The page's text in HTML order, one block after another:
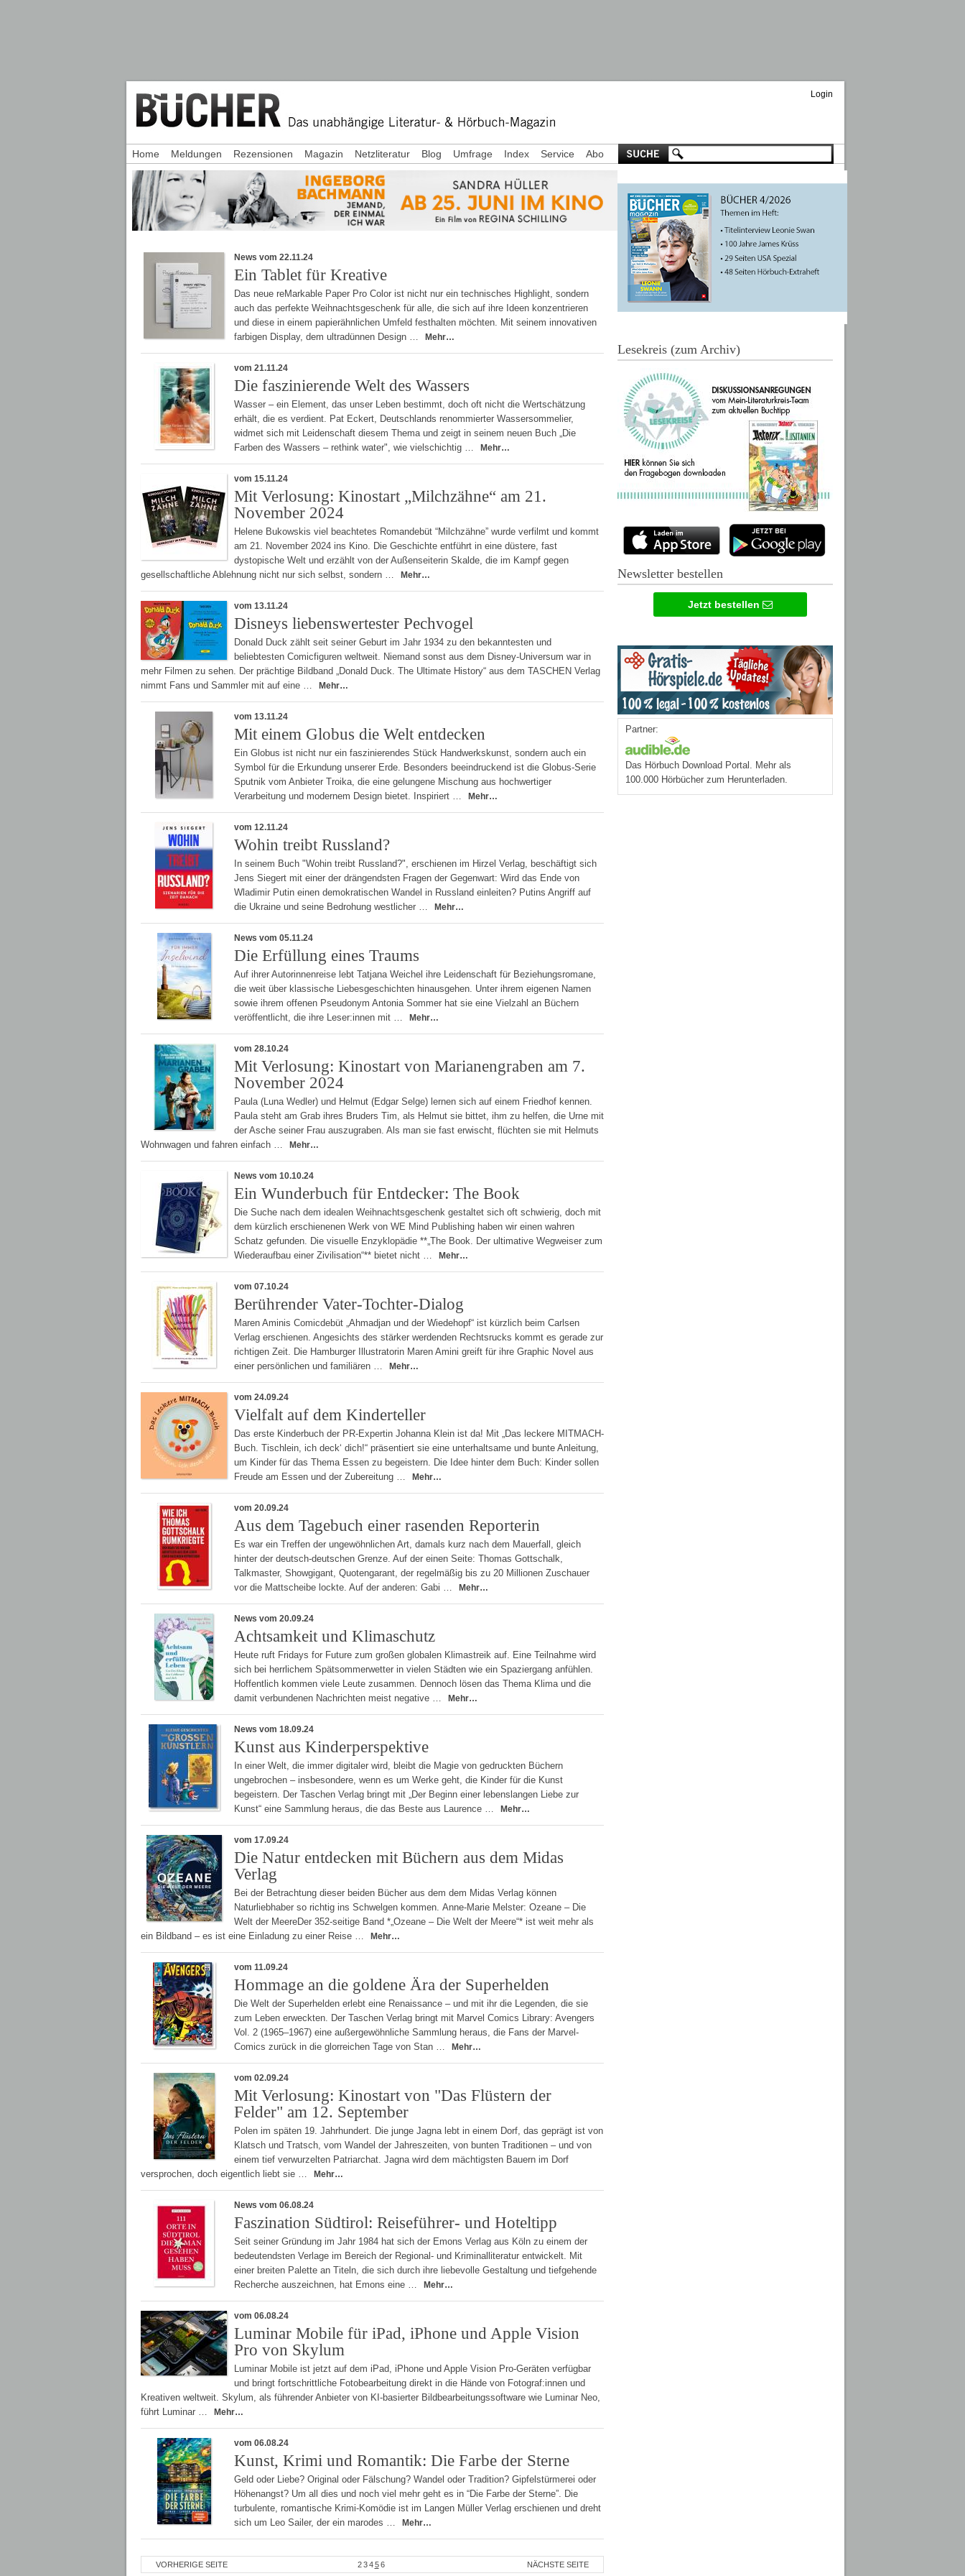
Login
News vom 22.11.24
Ein Tablet für Kreative
Das neue reMarkable Paper Pro Color ist nicht nur ein technisches Highlight, sondern
auch das perfekte Weihnachtsgeschenk für alle, die sich auf ihre Ideen konzentrieren
und diese in einem papierähnlichen Umfeld festhalten möchten. Mit seinem innovativen
farbigen Display, dem ultradünnen Design …
Mehr…
vom 21.11.24
Die faszinierende Welt des Wassers
Wasser – ein Element, das unser Leben bestimmt, doch oft nicht die Wertschätzung
erhält, die es verdient. Pat Eckert, Deutschlands renommierter Wassersommelier,
widmet sich mit Leidenschaft diesem Thema und zeigt in seinem neuen Buch „Die
Farben des Wassers – rethink water", wie vielschichtig …
Mehr…
vom 15.11.24
Mit Verlosung: Kinostart „Milchzähne“ am 21.
November 2024
Helene Bukowskis viel beachtetes Romandebüt “Milchzähne” wurde verfilmt und kommt
am 21. November 2024 ins Kino. Die Geschichte entführt in eine düstere, fast
dystopische Welt und erzählt von der Außenseiterin Skalde, die im Kampf gegen
gesellschaftliche Ablehnung nicht nur sich selbst, sondern …
Mehr…
vom 13.11.24
Disneys liebenswertester Pechvogel
Donald Duck zählt seit seiner Geburt im Jahr 1934 zu den bekanntesten und
beliebtesten Comicfiguren weltweit. Niemand sonst aus dem Disney-Universum war in
mehr Filmen zu sehen. Der prächtige Bildband „Donald Duck. The Ultimate History“ aus dem TASCHEN Verlag
nimmt Fans und Sammler mit auf eine …
Mehr…
vom 13.11.24
Mit einem Globus die Welt entdecken
Ein Globus ist nicht nur ein faszinierendes Stück Handwerkskunst, sondern auch ein
Symbol für die Erkundung unserer Erde. Besonders beeindruckend ist die Globus-Serie
Sputnik vom Anbieter Troika, die eine gelungene Mischung aus hochwertiger
Verarbeitung und modernem Design bietet. Inspiriert …
Mehr…
vom 12.11.24
Wohin treibt Russland?
In seinem Buch "Wohin treibt Russland?", erschienen im Hirzel Verlag, beschäftigt sich
Jens Siegert mit einer der drängendsten Fragen der Gegenwart: Wird das Ende von
Wladimir Putin einen demokratischen Wandel in Russland einleiten? Putins Angriff auf
die Ukraine und seine Bedrohung westlicher …
Mehr…
News vom 05.11.24
Die Erfüllung eines Traums
Auf ihrer Autorinnenreise lebt Tatjana Weichel ihre Leidenschaft für Beziehungsromane,
die weit über klassische Liebesgeschichten hinausgehen. Unter ihrem eigenen Namen
sowie ihrem offenen Pseudonym Antonia Sommer hat sie eine Vielzahl an Büchern
veröffentlicht, die ihre Leser:innen mit …
Mehr…
vom 28.10.24
Mit Verlosung: Kinostart von Marianengraben am 7.
November 2024
Paula (Luna Wedler) und Helmut (Edgar Selge) lernen sich auf einem Friedhof kennen.
Paula steht am Grab ihres Bruders Tim, als Helmut sie bittet, ihm zu helfen, die Urne mit
der Asche seiner Frau auszugraben. Als man sie fast erwischt, flüchten sie mit Helmuts
Wohnwagen und fahren einfach …
Mehr…
News vom 10.10.24
Ein Wunderbuch für Entdecker: The Book
Die Suche nach dem idealen Weihnachtsgeschenk gestaltet sich oft schwierig, doch mit
dem kürzlich erschienenen Werk von WE Mind Publishing haben wir einen wahren
Schatz gefunden. Die visuelle Enzyklopädie **„The Book. Der ultimative Wegweiser zum
Wiederaufbau einer Zivilisation“** bietet nicht …
Mehr…
vom 07.10.24
Berührender Vater-Tochter-Dialog
Maren Aminis Comicdebüt „Ahmadjan und der Wiedehopf“ ist kürzlich beim Carlsen
Verlag erschienen. Angesichts des stärker werdenden Rechtsrucks kommt es gerade zur
richtigen Zeit. Die Hamburger Illustratorin Maren Amini greift für ihre Graphic Novel aus
einer persönlichen und familiären …
Mehr…
vom 24.09.24
Vielfalt auf dem Kinderteller
Das erste Kinderbuch der PR-Expertin Johanna Klein ist da! Mit „Das leckere MITMACH-
Buch. Tischlein, ich deck‘ dich!“ präsentiert sie eine unterhaltsame und bunte Anleitung,
um Kinder für das Thema Essen zu begeistern. Die Idee hinter dem Buch: Kinder sollen
Freude am Essen und der Zubereitung …
Mehr…
vom 20.09.24
Aus dem Tagebuch einer rasenden Reporterin
Es war ein Treffen der ungewöhnlichen Art, damals kurz nach dem Mauerfall, gleich
hinter der deutsch-deutschen Grenze. Auf der einen Seite: Thomas Gottschalk,
Talkmaster, Showgigant, Quotengarant, der regelmäßig bis zu 20 Millionen Zuschauer
vor die Mattscheibe lockte. Auf der anderen: Gabi …
Mehr…
News vom 20.09.24
Achtsamkeit und Klimaschutz
Heute ruft Fridays for Future zum großen globalen Klimastreik auf. Eine Teilnahme wird
sich bei herrlichem Spätsommerwetter in vielen Städten wie ein Spaziergang anfühlen.
Hoffentlich kommen viele Leute zusammen. Dennoch lösen das Thema Klima und die
damit verbundenen Nachrichten meist negative …
Mehr…
News vom 18.09.24
Kunst aus Kinderperspektive
In einer Welt, die immer digitaler wird, bleibt die Magie von gedruckten Büchern
ungebrochen – insbesondere, wenn es um Werke geht, die Kinder für die Kunst
begeistern. Der Taschen Verlag bringt mit „Der Beginn einer lebenslangen Liebe zur
Kunst“ eine Sammlung heraus, die das Beste aus Laurence …
Mehr…
vom 17.09.24
Die Natur entdecken mit Büchern aus dem Midas
Verlag
Bei der Betrachtung dieser beiden Bücher aus dem dem Midas Verlag können
Naturliebhaber so richtig ins Schwelgen kommen. Anne-Marie Melster: Ozeane – Die
Welt der MeereDer 352-seitige Band *„Ozeane – Die Welt der Meere“* ist weit mehr als
ein Bildband – es ist eine Einladung zu einer Reise …
Mehr…
vom 11.09.24
Hommage an die goldene Ära der Superhelden
Die Welt der Superhelden erlebt eine Renaissance – und mit ihr die Legenden, die sie
zum Leben erweckten. Der Taschen Verlag bringt mit Marvel Comics Library: Avengers
Vol. 2 (1965–1967) eine außergewöhnliche Sammlung heraus, die Fans der Marvel-
Comics zurück in die glorreichen Tage von Stan …
Mehr…
vom 02.09.24
Mit Verlosung: Kinostart von "Das Flüstern der
Felder" am 12. September
Polen im späten 19. Jahrhundert. Die junge Jagna lebt in einem Dorf, das geprägt ist von
Klatsch und Tratsch, vom Wandel der Jahreszeiten, von bunten Traditionen – und von
einem tief verwurzelten Patriarchat. Jagna wird dem mächtigsten Bauern im Dorf
versprochen, doch eigentlich liebt sie …
Mehr…
News vom 06.08.24
Faszination Südtirol: Reiseführer- und Hoteltipp
Seit seiner Gründung im Jahr 1984 hat sich der Emons Verlag aus Köln zu einem der
bedeutendsten Verlage im Bereich der Regional- und Kriminalliteratur entwickelt. Mit
einer breiten Palette an Titeln, die sich durch ihre liebevolle Gestaltung und tiefgehende
Recherche auszeichnen, hat Emons eine …
Mehr…
vom 06.08.24
Luminar Mobile für iPad, iPhone und Apple Vision
Pro von Skylum
Luminar Mobile ist jetzt auf dem iPad, iPhone und Apple Vision Pro-Geräten verfügbar
und bringt fortschrittliche Fotobearbeitung direkt in die Hände von Fotograf:innen und
Kreativen weltweit. Skylum, als führender Anbieter von KI-basierter Bildbearbeitungssoftware wie Luminar Neo,
führt Luminar …
Mehr…
vom 06.08.24
Kunst, Krimi und Romantik: Die Farbe der Sterne
Geld oder Liebe? Original oder Fälschung? Wandel oder Tradition? Gipfelstürmerei oder
Höhenangst? Um all dies und noch viel mehr geht es in “Die Farbe der Sterne”. Die
turbulente, romantische Krimi-Komödie ist im Langen Müller Verlag erschienen und dreht
sich um Leo Sailer, der ein marodes …
Mehr…
VORHERIGE SEITE 2 3 4 5 6 NÄCHSTE SEITE
Home Meldungen Rezensionen Magazin Netzliteratur Blog Umfrage Index Service Abo
Lesekreis (zum Archiv)
Newsletter bestellen
Jetzt bestellen
Partner:
Das Hörbuch Download Portal. Mehr als
100.000 Hörbücher zum Herunterladen.